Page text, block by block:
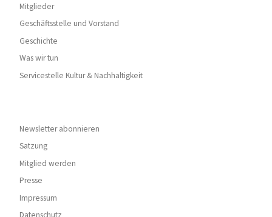
Mitglieder
Geschäftsstelle und Vorstand
Geschichte
Was wir tun
Servicestelle Kultur & Nachhaltigkeit
Newsletter abonnieren
Satzung
Mitglied werden
Presse
Impressum